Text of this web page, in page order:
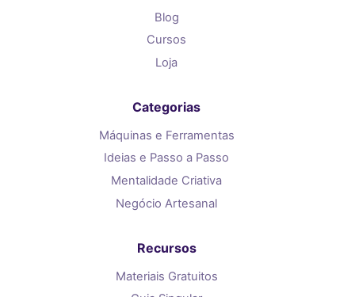
Blog
Cursos
Loja
Categorias
Máquinas e Ferramentas
Ideias e Passo a Passo
Mentalidade Criativa
Negócio Artesanal
Recursos
Materiais Gratuitos